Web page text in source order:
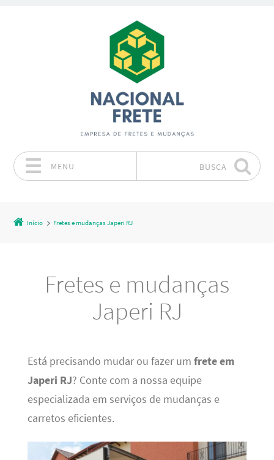
MENU BUSCA
Início Fretes e mudanças Japeri RJ
Fretes e mudanças
Japeri RJ
Está precisando mudar ou fazer um frete em
Japeri RJ? Conte com a nossa equipe
especializada em serviços de mudanças e
carretos eficientes.